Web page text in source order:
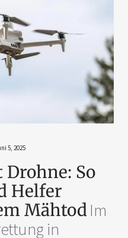
5, 2025
So
Helfer
MähtodIm
in